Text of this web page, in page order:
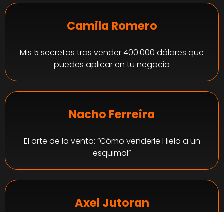
Camila Romero
Mis 5 secretos tras vender 400.000 dólares que
puedes aplicar en tu negocio
Nacho Ferreira
El arte de la venta: “Cómo venderle Hielo a un
esquimal”
Axel Jutoran